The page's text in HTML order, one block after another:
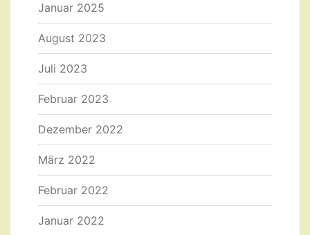
Januar 2025
August 2023
Juli 2023
Februar 2023
Dezember 2022
März 2022
Februar 2022
Januar 2022